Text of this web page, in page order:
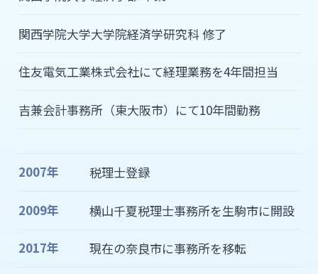
関西学院大学大学院経済学研究科 修了
住友電気工業株式会社にて経理業務を4年間担当
吉兼会計事務所（東大阪市）にて10年間勤務
2007年 税理士登録
2009年 横山千夏税理士事務所を生駒市に開設
2017年 現在の奈良市に事務所を移転